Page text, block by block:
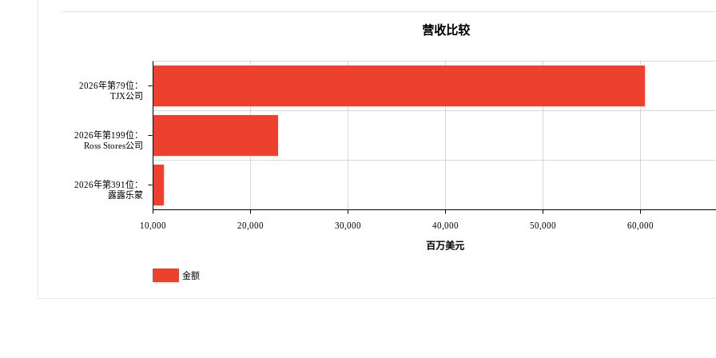
2026年第79位：
TJX公司
2026年第199位：
Ross Stores公司
2026年第391位：
露露乐蒙
10,000 20,000 30,000 40,000 50,000 60,000
百万美元
营收比较
金额